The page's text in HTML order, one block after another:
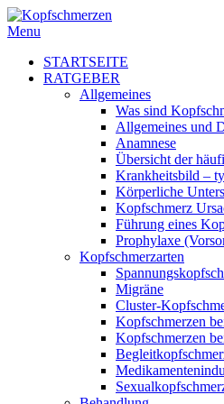
Menu
STARTSEITE
RATGEBER
Allgemeines
Was sind
Allgemeines und
Anamnese
Übersicht der
Krankheitsbild –
Körperliche
Kopfschmerz
Führung eines
Prophylaxe
Kopfschmerzarten
Migräne
Cluster-
Kopfschmerzen
Kopfschmerzen